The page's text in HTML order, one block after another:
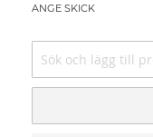
ANGE SKICK